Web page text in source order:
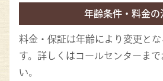
年齢条件・料金の
料金・保証は年齢により変更と
す。詳しくはコールセンターま
い。